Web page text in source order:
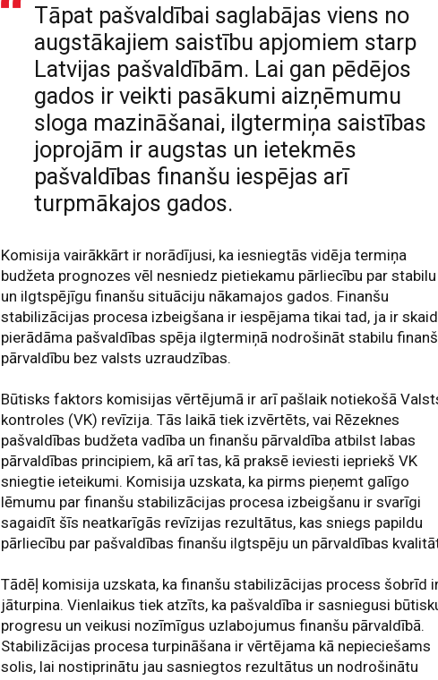
Tāpat pašvaldībai saglabājas viens no
augstākajiem saistību apjomiem starp
Latvijas pašvaldībām. Lai gan pēdējos
gados ir veikti pasākumi aizņēmumu
sloga mazināšanai, ilgtermiņa saistības
joprojām ir augstas un ietekmēs
pašvaldības finanšu iespējas arī
turpmākajos gados.
Komisija vairākkārt ir norādījusi, ka iesniegtās vidēja termiņa
budžeta prognozes vēl nesniedz pietiekamu pārliecību par stabilu
un ilgtspējīgu finanšu situāciju nākamajos gados. Finanšu
stabilizācijas procesa izbeigšana ir iespējama tikai tad, ja ir
pierādāma pašvaldības spēja ilgtermiņā nodrošināt stabilu
pārvaldību bez valsts uzraudzības.
Būtisks faktors komisijas vērtējumā ir arī pašlaik notiekošā
kontroles (VK) revīzija. Tās laikā tiek izvērtēts, vai Rēzeknes
pašvaldības budžeta vadība un finanšu pārvaldība atbilst labas
pārvaldības principiem, kā arī tas, kā praksē ieviesti iepriekš VK
sniegtie ieteikumi. Komisija uzskata, ka pirms pieņemt galīgo
lēmumu par finanšu stabilizācijas procesa izbeigšanu ir svarīgi
sagaidīt šīs neatkarīgās revīzijas rezultātus, kas sniegs papildu
pārliecību par pašvaldības finanšu ilgtspēju un pārvaldības
Tādēļ komisija uzskata, ka finanšu stabilizācijas process šobrīd
jāturpina. Vienlaikus tiek atzīts, ka pašvaldība ir sasniegusi
progresu un veikusi nozīmīgus uzlabojumus finanšu pārvaldībā.
Stabilizācijas procesa turpināšana ir vērtējama kā nepieciešams
solis, lai nostiprinātu jau sasniegtos rezultātus un nodrošinātu